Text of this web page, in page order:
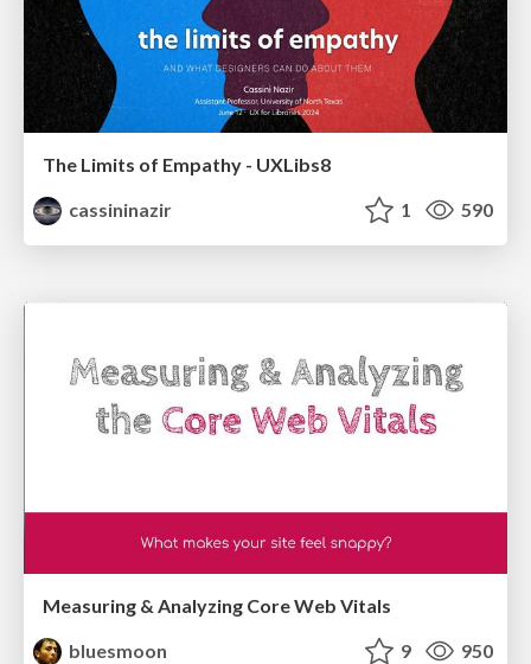
The Limits of Empathy - UXLibs8
cassininazir
1 590
Measuring & Analyzing Core Web Vitals
bluesmoon
9 950